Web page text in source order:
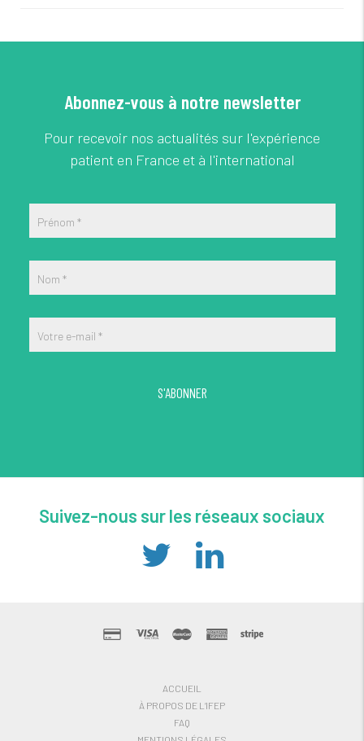
Abonnez-vous à notre newsletter
Pour recevoir nos actualités sur l'expérience
patient en France et à l'international
Prénom *
Nom *
Votre e-mail *
S'ABONNER
Suivez-nous sur les réseaux sociaux
ACCUEIL
À PROPOS DE L’IFEP
FAQ